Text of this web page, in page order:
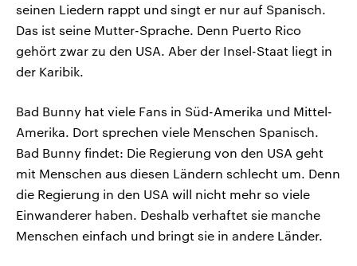
seinen Liedern rappt und singt er nur auf Spanisch.
Das ist seine Mutter-Sprache. Denn Puerto Rico
gehört zwar zu den USA. Aber der Insel-Staat liegt in
der Karibik.
Bad Bunny hat viele Fans in Süd-Amerika und Mittel-
Amerika. Dort sprechen viele Menschen Spanisch.
Bad Bunny findet: Die Regierung von den USA geht
mit Menschen aus diesen Ländern schlecht um. Denn
die Regierung in den USA will nicht mehr so viele
Einwanderer haben. Deshalb verhaftet sie manche
Menschen einfach und bringt sie in andere Länder.